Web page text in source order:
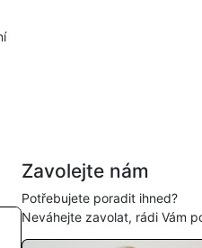
Zavolejte nám
Potřebujete poradit ihned?
Neváhejte zavolat, rádi Vám